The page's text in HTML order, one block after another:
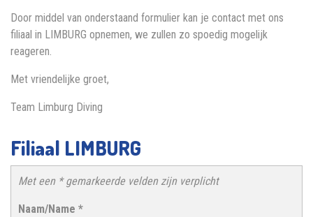
Door middel van onderstaand formulier kan je contact met ons
filiaal in LIMBURG opnemen, we zullen zo spoedig mogelijk
reageren.
Met vriendelijke groet,
Team Limburg Diving
Filiaal LIMBURG
Met een * gemarkeerde velden zijn verplicht
Naam/Name *